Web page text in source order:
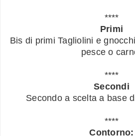
****
Primi
Bis di primi Tagliolini e
pesce o
****
Secondi
Secondo a scelta a base
****
Contorno: